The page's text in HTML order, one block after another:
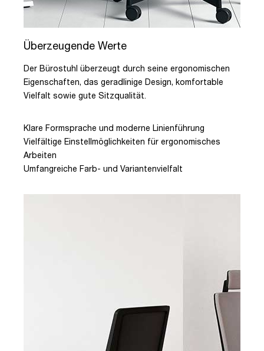
Überzeugende Werte
Der Bürostuhl überzeugt durch seine ergonomischen
Eigenschaften, das geradlinige Design, komfortable
Vielfalt sowie gute Sitzqualität.
Klare Formsprache und moderne Linienführung
Vielfältige Einstellmöglichkeiten für ergonomisches
Arbeiten
Umfangreiche Farb- und Variantenvielfalt